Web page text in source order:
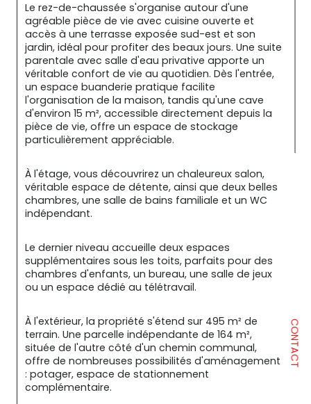
CONTACT
Le rez-de-chaussée s'organise autour d'une
agréable pièce de vie avec cuisine ouverte et
accès à une terrasse exposée sud-est et son
jardin, idéal pour profiter des beaux jours. Une suite
parentale avec salle d'eau privative apporte un
véritable confort de vie au quotidien. Dès l'entrée,
un espace buanderie pratique facilite
l'organisation de la maison, tandis qu'une cave
d'environ 15 m², accessible directement depuis la
pièce de vie, offre un espace de stockage
particulièrement appréciable.
À l'étage, vous découvrirez un chaleureux salon,
véritable espace de détente, ainsi que deux belles
chambres, une salle de bains familiale et un WC
indépendant.
Le dernier niveau accueille deux espaces
supplémentaires sous les toits, parfaits pour des
chambres d'enfants, un bureau, une salle de jeux
ou un espace dédié au télétravail.
À l'extérieur, la propriété s'étend sur 495 m² de
terrain. Une parcelle indépendante de 164 m²,
située de l'autre côté d'un chemin communal,
offre de nombreuses possibilités d'aménagement
: potager, espace de stationnement
complémentaire.